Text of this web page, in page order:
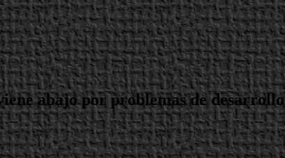
abajo por problemas de desarrollo